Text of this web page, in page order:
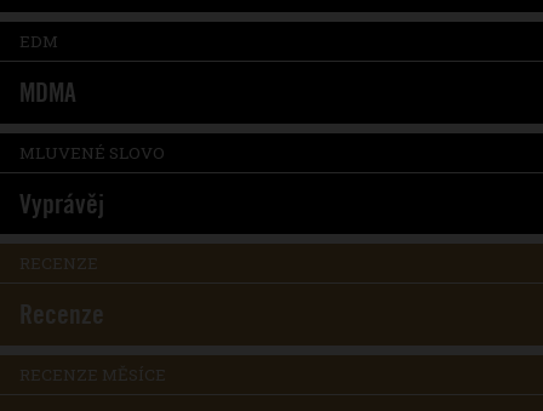
EDM
MDMA
MLUVENÉ SLOVO
Vyprávěj
RECENZE
Recenze
RECENZE MĚSÍCE